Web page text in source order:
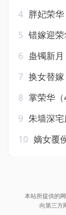
4 胖妃荣
5 错嫁迎
6 蛊镯新月：
7 换女替嫁，荣
8 掌荣华（
9 朱墙深
10 嫡女覆
本站所提供的
向第三方